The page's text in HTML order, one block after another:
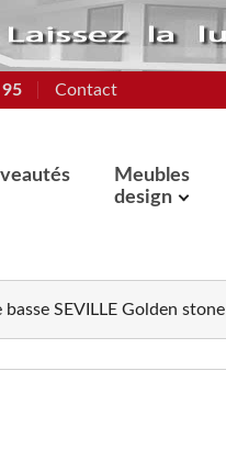
Contact
Meubles
design
basse SEVILLE Golden stone